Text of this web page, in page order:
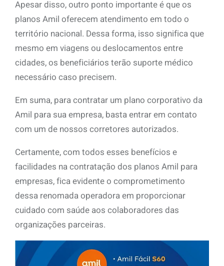
Apesar disso, outro ponto importante é que os
planos Amil oferecem atendimento em todo o
território nacional. Dessa forma, isso significa que
mesmo em viagens ou deslocamentos entre
cidades, os beneficiários terão suporte médico
necessário caso precisem.
Em suma, para contratar um plano corporativo da
Amil para sua empresa, basta entrar em contato
com um de nossos corretores autorizados.
Certamente, com todos esses benefícios e
facilidades na contratação dos planos Amil para
empresas, fica evidente o comprometimento
dessa renomada operadora em proporcionar
cuidado com saúde aos colaboradores das
organizações parceiras.